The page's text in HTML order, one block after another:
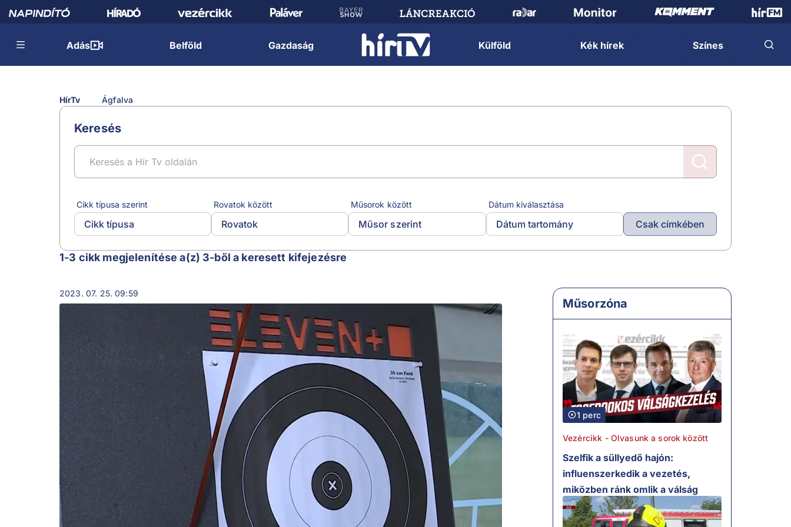
Adás Belföld Gazdaság Külföld Kék hírek Színes
HírTv Ágfalva
Keresés
Cikk típusa szerint
Cikk típusa
Rovatok között
Rovatok
Műsorok között
Műsor szerint
Dátum kiválasztása
Dátum tartomány Csak címkében
Ágfalva
1-3 cikk megjelenítése a(z) 3-ből a keresett kifejezésre
2023. 07. 25. 09:59
Műsorzóna
1 perc
Vezércikk - Olvasunk a sorok között
Szelfik a süllyedő hajón:
influenszerkedik a vezetés,
miközben ránk omlik a válság